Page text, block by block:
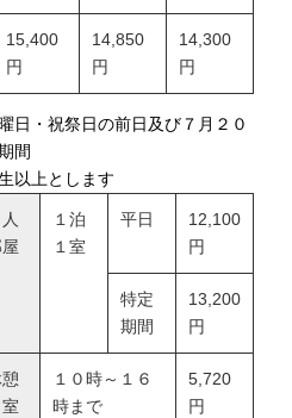
15,400
円
14,850
円
14,300
円
日・祝祭日の前日及び７月２０
間
以上とします
人
１泊
１室
平日
12,100
円
特定
期間
13,200
円
室
１０時～１６
時まで
5,720
円